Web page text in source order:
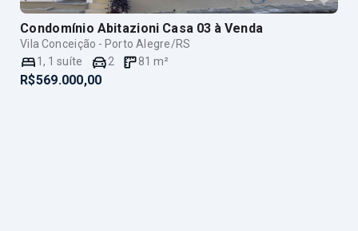
Condomínio Abitazioni Casa 03 à Venda
Vila Conceição - Porto Alegre/RS
1, 1 suíte 2 81 m²
R$569.000,00